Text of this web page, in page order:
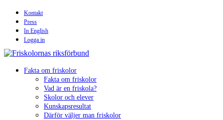
Hoppa
innehåll
Kontakt
Press
In English
Logga in
Fakta om friskolor
Fakta om friskolor
Vad är en friskola?
Skolor och elever
Kunskapsresultat
Därför väljer man friskolor